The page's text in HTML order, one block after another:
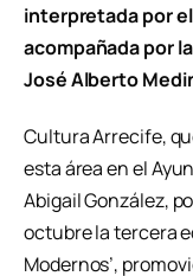
interpretada por
acompañada por
José Alberto
Cultura Arrecife,
esta área en el
Abigail González,
octubre la tercera
Modernos’,